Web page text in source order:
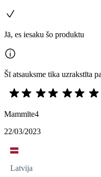
Jā, es iesaku šo produktu
Šī atsauksme tika uzrakstīta
Mammīte4
22/03/2023
Latvija